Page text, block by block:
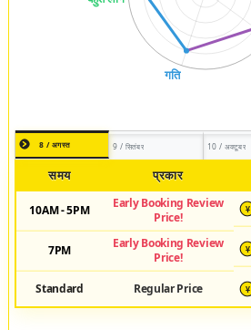
8 / अगस्त 9 / सितंबर 10 / अक्टूबर
समय प्रकार
10AM - 5PM
Early Booking Review
Price!
¥
7PM
Early Booking Review
Price!
¥
Standard Regular Price ¥